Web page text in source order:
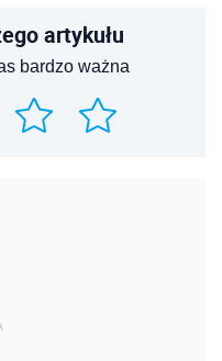
artykułu
bardzo ważna